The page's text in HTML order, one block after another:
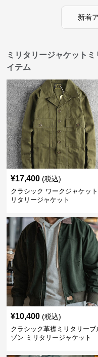
新着
ミリタリージャケット
イテム
¥17,400 (税込)
クラシック ワークジャケット
リタリージャケット
¥10,400 (税込)
クラシック革襟ミリタリーブ
ゾン ミリタリージャケット